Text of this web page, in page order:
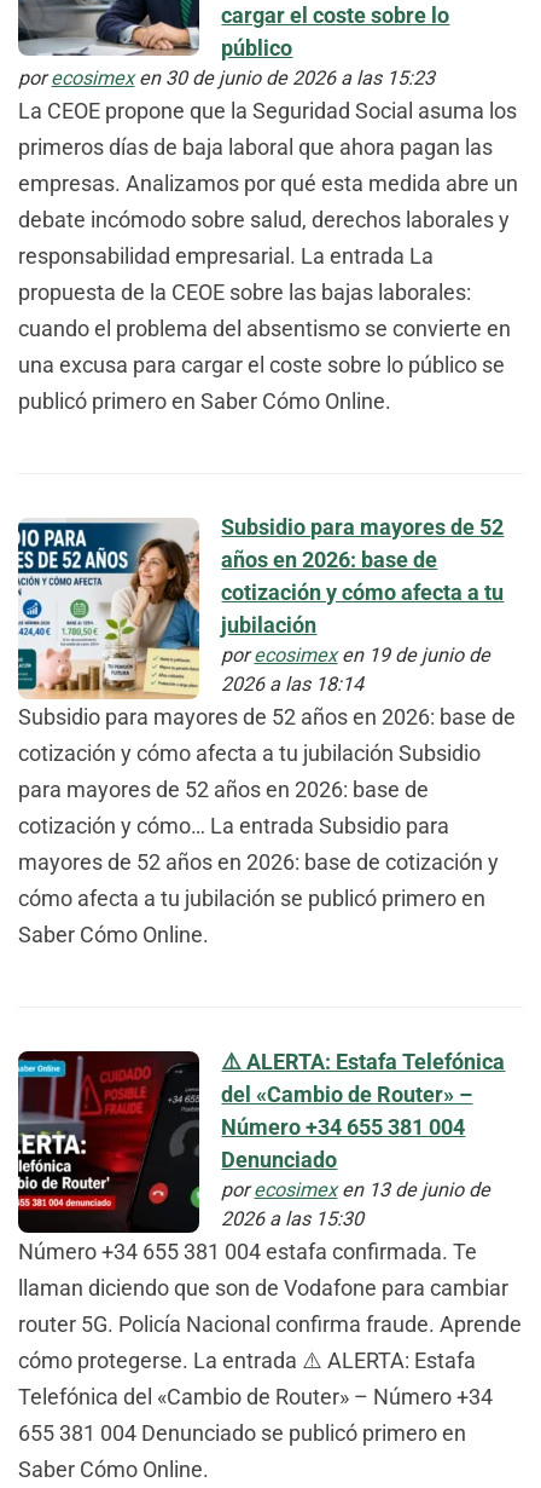
cargar el coste sobre lo
público
porecosimexen 30 de junio de 2026 a las 15:23
La CEOE propone que la Seguridad Social asuma los
primeros días de baja laboral que ahora pagan las
empresas. Analizamos por qué esta medida abre un
debate incómodo sobre salud, derechos laborales y
responsabilidad empresarial. La entrada La
propuesta de la CEOE sobre las bajas laborales:
cuando el problema del absentismo se convierte en
una excusa para cargar el coste sobre lo público se
publicó primero en Saber Cómo Online.
Subsidio para mayores de 52
años en 2026: base de
cotización y cómo afecta a tu
jubilación
porecosimexen 19 de junio de
2026 a las 18:14
Subsidio para mayores de 52 años en 2026: base de
cotización y cómo afecta a tu jubilación Subsidio
para mayores de 52 años en 2026: base de
cotización y cómo… La entrada Subsidio para
mayores de 52 años en 2026: base de cotización y
cómo afecta a tu jubilación se publicó primero en
Saber Cómo Online.
⚠️ ALERTA: Estafa Telefónica
del «Cambio de Router» –
Número +34 655 381 004
Denunciado
porecosimexen 13 de junio de
2026 a las 15:30
Número +34 655 381 004 estafa confirmada. Te
llaman diciendo que son de Vodafone para cambiar
router 5G. Policía Nacional confirma fraude. Aprende
cómo protegerse. La entrada ⚠️ ALERTA: Estafa
Telefónica del «Cambio de Router» – Número +34
655 381 004 Denunciado se publicó primero en
Saber Cómo Online.